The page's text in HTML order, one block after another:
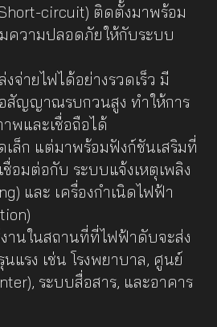
circuit) ติดตั้งมาพร้อม
ความปลอดภัยให้กับระบบ
จ่ายไฟได้อย่างรวดเร็ว มี
สัญญาณรบกวนสูง ทำให้การ
พและเชื่อถือได้
เล็ก แต่มาพร้อมฟังก์ชันเสริมที่
อมต่อกับ ระบบแจ้งเหตุเพลิง
และ เครื่องกำเนิดไฟฟ้า
งานในสถานที่ที่ไฟฟ้าดับจะส่ง
แรง เช่น โรงพยาบาล, ศูนย์
ระบบสื่อสาร, และอาคาร